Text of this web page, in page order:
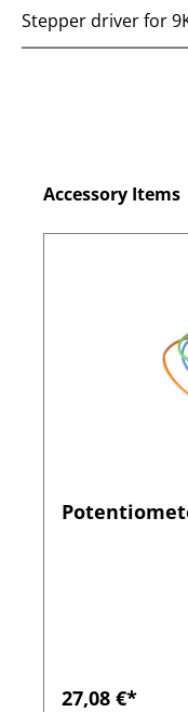
Stepper driver for
Produktgalerie
Accessory Items
27,08 €*